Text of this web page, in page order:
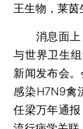
王生物，莱茵
消息面上
与世界卫生
新闻发布会
感染H7N9禽
任梁万年通